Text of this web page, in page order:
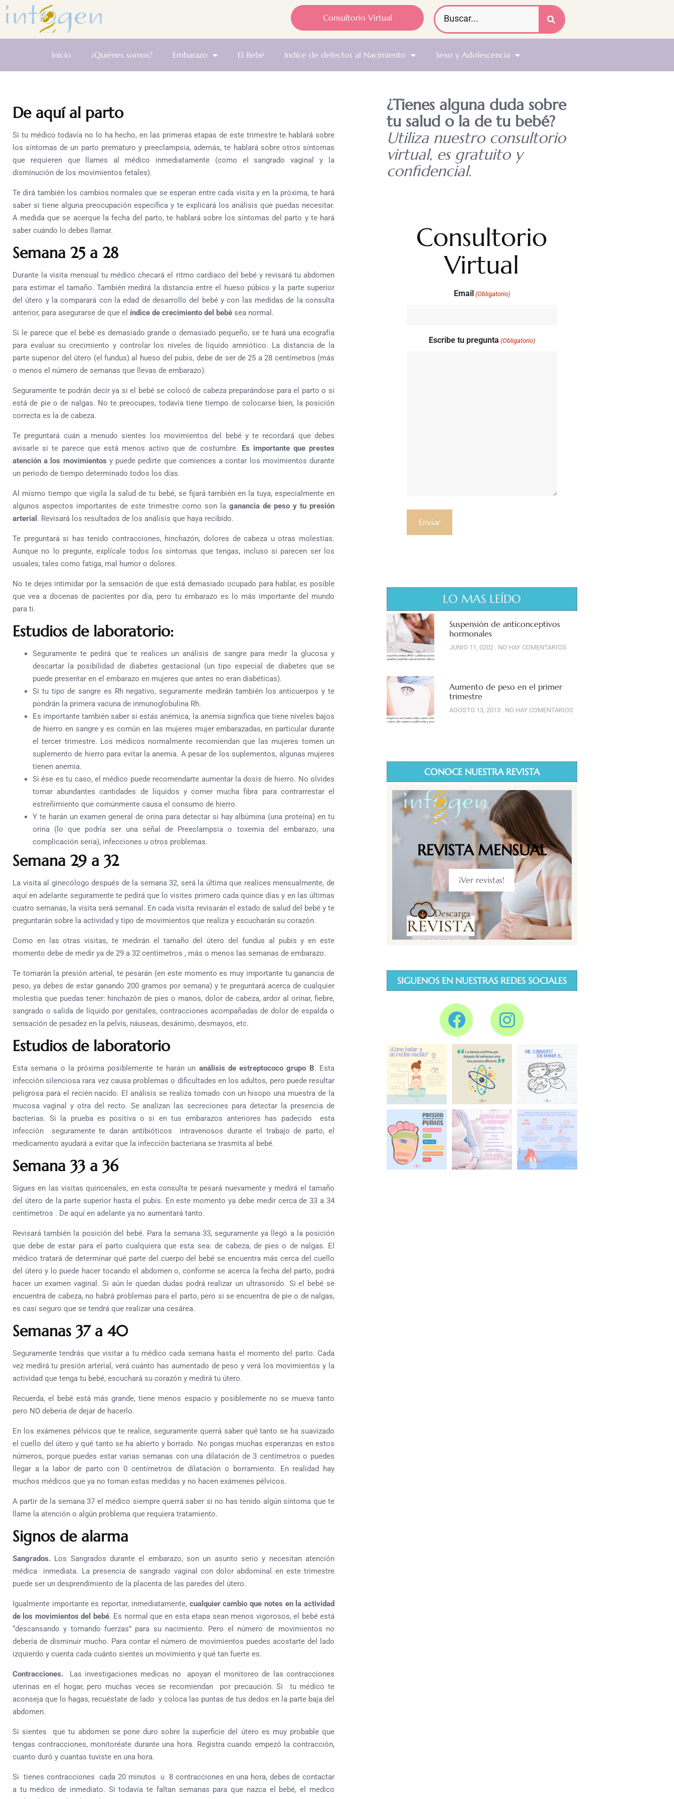
Consultorio Virtual
Inicio ¿Quiénes somos? Embarazo El Bebé Indice de defectos al Nacimiento Sexo y Adolescencia
De aquí al parto
Si tu médico todavía no lo ha hecho, en las primeras etapas de este trimestre te hablará sobre
los síntomas de un parto prematuro y preeclampsia, además, te hablará sobre otros síntomas
que requieren que llames al médico inmediatamente (como el sangrado vaginal y la
disminución de los movimientos fetales).
Te dirá también los cambios normales que se esperan entre cada visita y en la próxima, te hará
saber si tiene alguna preocupación específica y te explicará los análisis que puedas necesitar.
A medida que se acerque la fecha del parto, te hablará sobre los síntomas del parto y te hará
saber cuándo lo debes llamar.
Semana 25 a 28
Durante la visita mensual tu médico checará el ritmo cardiaco del bebé y revisará tu abdomen
para estimar el tamaño. También medirá la distancia entre el hueso púbico y la parte superior
del útero y la comparará con la edad de desarrollo del bebé y con las medidas de la consulta
anterior, para asegurarse de que el índice de crecimiento del bebé sea normal.
Si le parece que el bebé es demasiado grande o demasiado pequeño, se te hará una ecografía
para evaluar su crecimiento y controlar los niveles de líquido amniótico. La distancia de la
parte superior del útero (el fundus) al hueso del pubis, debe de ser de 25 a 28 centímetros (más
o menos el número de semanas que llevas de embarazo).
Seguramente te podrán decir ya si el bebé se colocó de cabeza preparándose para el parto o si
está de pie o de nalgas. No te preocupes, todavía tiene tiempo de colocarse bien, la posición
correcta es la de cabeza.
Te preguntará cuán a menudo sientes los movimientos del bebé y te recordará que debes
avisarle si te parece que está menos activo que de costumbre. Es importante que prestes
atención a los movimientos y puede pedirte que comiences a contar los movimientos durante
un periodo de tiempo determinado todos los días.
Al mismo tiempo que vigila la salud de tu bebé, se fijará también en la tuya, especialmente en
algunos aspectos importantes de este trimestre como son la ganancia de peso y tu presión
arterial . Revisará los resultados de los análisis que haya recibido.
Te preguntará si has tenido contracciones, hinchazón, dolores de cabeza u otras molestias.
Aunque no lo pregunte, explícale todos los síntomas que tengas, incluso si parecen ser los
usuales, tales como fatiga, mal humor o dolores.
No te dejes intimidar por la sensación de que está demasiado ocupado para hablar, es posible
que vea a docenas de pacientes por día, pero tu embarazo es lo más importante del mundo
para ti.
Estudios de laboratorio:
Seguramente te pedirá que te realices un análisis de sangre para medir la glucosa y
descartar la posibilidad de diabetes gestacional (un tipo especial de diabetes que se
puede presentar en el embarazo en mujeres que antes no eran diabéticas).
Si tu tipo de sangre es Rh negativo, seguramente medirán también los anticuerpos y te
pondrán la primera vacuna de inmunoglobulina Rh.
Es importante también saber si estás anémica, la anemia significa que tiene niveles bajos
de hierro en sangre y es común en las mujeres mujer embarazadas, en particular durante
el tercer trimestre. Los médicos normalmente recomiendan que las mujeres tomen un
suplemento de hierro para evitar la anemia. A pesar de los suplementos, algunas mujeres
tienen anemia.
Si ése es tu caso, el médico puede recomendarte aumentar la dosis de hierro. No olvides
tomar abundantes cantidades de líquidos y comer mucha fibra para contrarrestar el
estreñimiento que comúnmente causa el consumo de hierro.
Y te harán un examen general de orina para detectar si hay albúmina (una proteína) en tu
orina (lo que podría ser una señal de Preeclampsia o toxemia del embarazo, una
complicación seria), infecciones u otros problemas.
Semana 29 a 32
La visita al ginecólogo después de la semana 32, será la última que realices mensualmente, de
aquí en adelante seguramente te pedirá que lo visites primero cada quince días y en las últimas
cuatro semanas, la visita será semanal. En cada visita revisarán el estado de salud del bebé y te
preguntarán sobre la actividad y tipo de movimientos que realiza y escucharán su corazón.
Como en las otras visitas, te medirán el tamaño del útero del fundus al pubis y en este
momento debe de medir ya de 29 a 32 centímetros , más o menos las semanas de embarazo.
Te tomarán la presión arterial, te pesarán (en este momento es muy importante tu ganancia de
peso, ya debes de estar ganando 200 gramos por semana) y te preguntará acerca de cualquier
molestia que puedas tener: hinchazón de pies o manos, dolor de cabeza, ardor al orinar, fiebre,
sangrado o salida de líquido por genitales, contracciones acompañadas de dolor de espalda o
sensación de pesadez en la pelvis, náuseas, desánimo, desmayos, etc.
Estudios de laboratorio
Esta semana o la próxima posiblemente te harán un análisis de estreptococo grupo B. Esta
infección silenciosa rara vez causa problemas o dificultades en los adultos, pero puede resultar
peligrosa para el recién nacido. El análisis se realiza tomado con un hisopo una muestra de la
mucosa vaginal y otra del recto. Se analizan las secreciones para detectar la presencia de
bacterias. Si la prueba es positiva o si en tus embarazos anteriores has padecido esta
infección seguramente te darán antibióticos intravenosos durante el trabajo de parto, el
medicamento ayudará a evitar que la infección bacteriana se trasmita al bebé.
Semana 33 a 36
Sigues en las visitas quincenales, en esta consulta te pesará nuevamente y medirá el tamaño
del útero de la parte superior hasta el pubis. En este momento ya debe medir cerca de 33 a 34
centímetros . De aquí en adelante ya no aumentará tanto.
Revisará también la posición del bebé. Para la semana 33, seguramente ya llegó a la posición
que debe de estar para el parto cualquiera que esta sea: de cabeza, de pies o de nalgas. El
médico tratará de determinar qué parte del cuerpo del bebé se encuentra más cerca del cuello
del útero y lo puede hacer tocando el abdomen o, conforme se acerca la fecha del parto, podrá
hacer un examen vaginal. Si aún le quedan dudas podrá realizar un ultrasonido. Si el bebé se
encuentra de cabeza, no habrá problemas para el parto, pero si se encuentra de pie o de nalgas,
es casi seguro que se tendrá que realizar una cesárea.
Semanas 37 a 40
Seguramente tendrás que visitar a tu médico cada semana hasta el momento del parto. Cada
vez medirá tu presión arterial, verá cuánto has aumentado de peso y verá los movimientos y la
actividad que tenga tu bebé, escuchará su corazón y medirá tu útero.
Recuerda, el bebé está más grande, tiene menos espacio y posiblemente no se mueva tanto
pero NO debería de dejar de hacerlo.
En los exámenes pélvicos que te realice, seguramente querrá saber qué tanto se ha suavizado
el cuello del útero y qué tanto se ha abierto y borrado. No pongas muchas esperanzas en estos
números, porque puedes estar varias semanas con una dilatación de 3 centímetros o puedes
llegar a la labor de parto con 0 centímetros de dilatación o borramiento. En realidad hay
muchos médicos que ya no toman estas medidas y no hacen exámenes pélvicos.
A partir de la semana 37 el médico siempre querrá saber si no has tenido algún síntoma que te
llame la atención o algún problema que requiera tratamiento.
Signos de alarma
Sangrados. Los Sangrados durante el embarazo, son un asunto serio y necesitan atención
médica inmediata. La presencia de sangrado vaginal con dolor abdominal en este trimestre
puede ser un desprendimiento de la placenta de las paredes del útero.
Igualmente importante es reportar, inmediatamente, cualquier cambio que notes en la actividad
de los movimientos del bebé. Es normal que en esta etapa sean menos vigorosos, el bebé está
“descansando y tomando fuerzas” para su nacimiento. Pero el número de movimientos no
debería de disminuir mucho. Para contar el número de movimientos puedes acostarte del lado
izquierdo y cuenta cada cuánto sientes un movimiento y qué tan fuerte es.
Contracciones.
Las investigaciones medicas no apoyan el monitoreo de las contracciones
uterinas en el hogar, pero muchas veces se recomiendan por precaución. Si tu médico te
aconseja que lo hagas, recuéstate de lado y coloca las puntas de tus dedos en la parte baja del
abdomen.
Si sientes que tu abdomen se pone duro sobre la superficie del útero es muy probable que
tengas contracciones, monitoréate durante una hora. Registra cuando empezó la contracción,
cuanto duró y cuantas tuviste en una hora.
Si tienes contracciones cada 20 minutos u 8 contracciones en una hora, debes de contactar
a tu médico de inmediato. Si todavía te faltan semanas para que nazca el bebé, el medico
¿Tienes alguna duda sobre
tu salud o la de tu bebé?
Utiliza nuestro consultorio
virtual, es gratuito y
confidencial.
Consultorio
Virtual
Email (Obligatorio)
Escribe tu pregunta (Obligatorio)
LO MAS LEÍDO
Suspensión de anticonceptivos
hormonales
JUNIO 11, 0202 NO HAY COMENTARIOS
Aumento de peso en el primer
trimestre
AGOSTO 13, 2013 NO HAY COMENTARIOS
CONOCE NUESTRA REVISTA
REVISTA MENSUAL
¡Ver revistas!
SIGUENOS EN NUESTRAS REDES SOCIALES